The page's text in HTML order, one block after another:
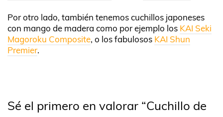
Por otro lado, también tenemos cuchillos japoneses
con mango de madera como por ejemplo los KAI Seki
Magoroku Composite, o los fabulosos KAI Shun
Premier.
Sé el primero en valorar “Cuchillo de